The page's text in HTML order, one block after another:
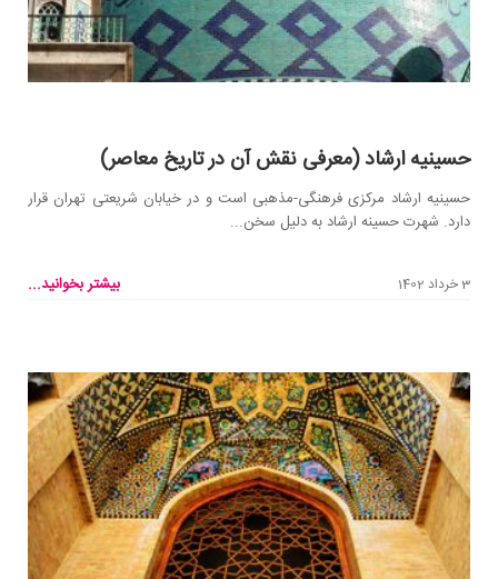
حسینیه ارشاد (معرفی نقش آن در تاریخ معاصر)
حسینیه ارشاد مرکزی فرهنگی-مذهبی است و در خیابان شریعتی تهران قرار
دارد. شهرت حسینه ارشاد به دلیل سخن...
3 خرداد 1402 بیشتر بخوانید...